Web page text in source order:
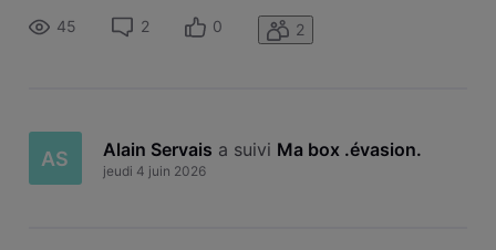
d'anormal au niveau du câble coaxial, le signal était bon. Il
faut di
45 2 0 2
AS Alain Servais a suivi Ma box .évasion.
jeudi 4 juin 2026